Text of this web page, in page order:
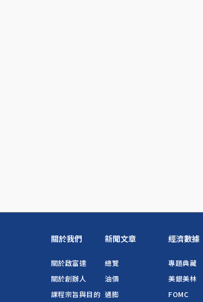
關於我們
關於啟富達
關於創辦人
課程宗旨與目的
新聞文章
總覽
油價
通膨
經濟數據
專題典藏
美銀美林
FOMC